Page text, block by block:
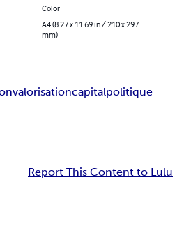
Color
A4 (8.27 x 11.69 in / 210 x 297
mm)
valorisationcapitalpolitique
Report This Content to Lulu